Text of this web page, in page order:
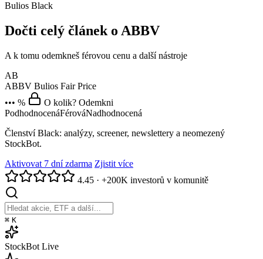
Bulios Black
Dočti celý článek o ABBV
A k tomu odemkneš férovou cenu a další nástroje
AB
ABBV Bulios Fair Price
••• %
O kolik? Odemkni
PodhodnocenáFérováNadhodnocená
Členství Black: analýzy, screener, newslettery a neomezený
StockBot.
Aktivovat 7 dní zdarma Zjistit více
4.45 · +200K investorů v komunitě
⌘ K
StockBot Live